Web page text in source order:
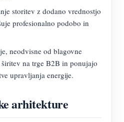
storitev z dodano vrednostjo
profesionalno podobo in
neodvisne od blagovne
na trge B2B in ponujajo
upravljanja energije.
arhitekture